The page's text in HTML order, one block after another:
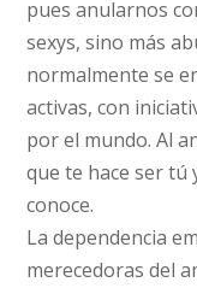
pues anularnos
sexys, sino más
normalmente se
activas, con
por el mundo. Al
que te hace ser tú
conoce.
La dependencia
merecedoras del